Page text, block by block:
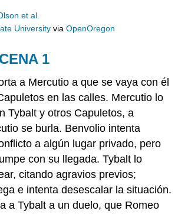
et al.
University viaOpenOregon
1
a Mercutio a que se vaya con él
en las calles. Mercutio lo
Tybalt y otros Capuletos, a
se burla. Benvolio intenta
a algún lugar privado, pero
con su llegada. Tybalt lo
citando agravios previos;
e intenta desescalar la situación.
a Tybalt a un duelo, que Romeo